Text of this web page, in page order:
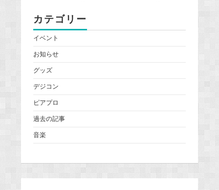
カテゴリー
イベント
お知らせ
グッズ
デジコン
ピアプロ
過去の記事
音楽